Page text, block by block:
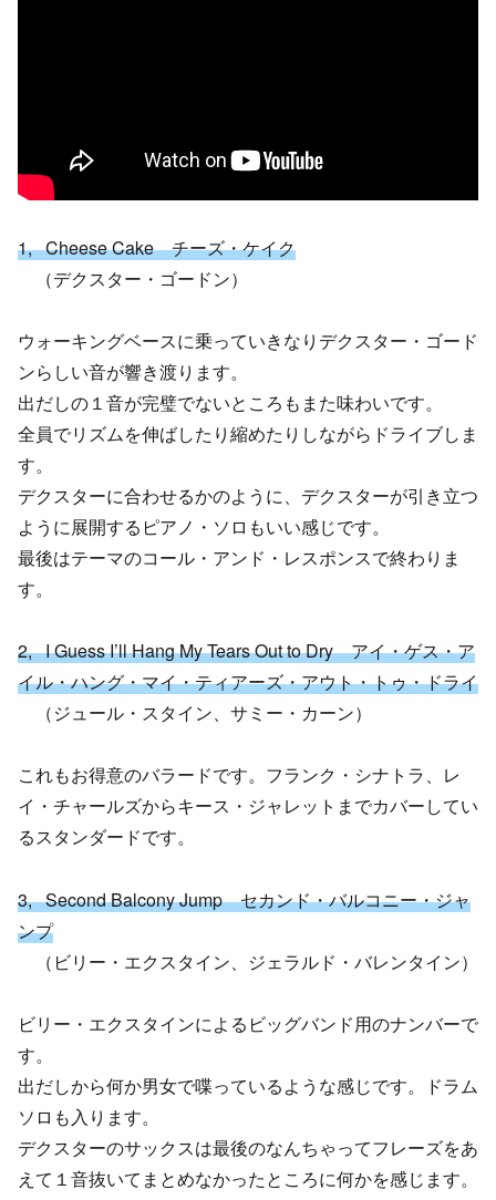
1, Cheese Cake チーズ・ケイク
（デクスター・ゴードン）
ウォーキングベースに乗っていきなりデクスター・ゴード
ンらしい音が響き渡ります。
出だしの１音が完璧でないところもまた味わいです。
全員でリズムを伸ばしたり縮めたりしながらドライブしま
す。
デクスターに合わせるかのように、デクスターが引き立つ
ように展開するピアノ・ソロもいい感じです。
最後はテーマのコール・アンド・レスポンスで終わりま
す。
2, I Guess I’ll Hang My Tears Out to Dry アイ・ゲス・ア
イル・ハング・マイ・ティアーズ・アウト・トゥ・ドライ
（ジュール・スタイン、サミー・カーン）
これもお得意のバラードです。フランク・シナトラ、レ
イ・チャールズからキース・ジャレットまでカバーしてい
るスタンダードです。
3, Second Balcony Jump セカンド・バルコニー・ジャ
ンプ
（ビリー・エクスタイン、ジェラルド・バレンタイン）
ビリー・エクスタインによるビッグバンド用のナンバーで
す。
出だしから何か男女で喋っているような感じです。ドラム
ソロも入ります。
デクスターのサックスは最後のなんちゃってフレーズをあ
えて１音抜いてまとめなかったところに何かを感じます。